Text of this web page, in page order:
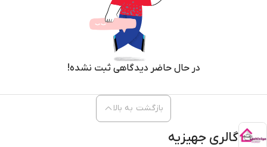
در حال حاضر دیدگاهی ثبت نشده!
گالری جهیزیه
بازگشت به بالا